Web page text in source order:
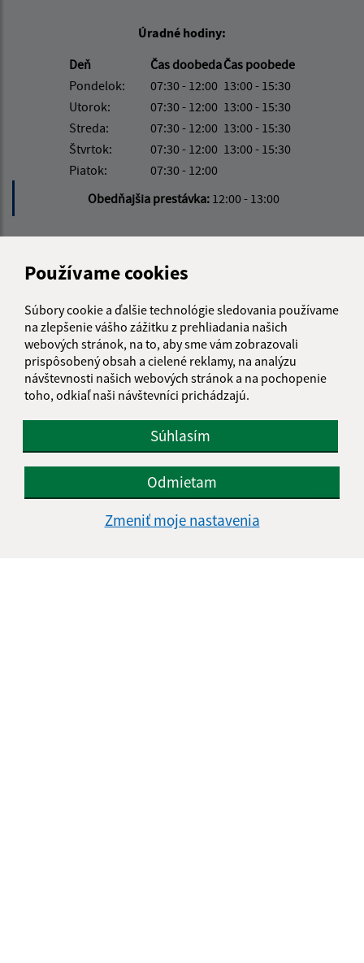
Používame cookies
Súbory cookie a ďalšie technológie sledovania používame
na zlepšenie vášho zážitku z prehliadania našich
webových stránok, na to, aby sme vám zobrazovali
prispôsobený obsah a cielené reklamy, na analýzu
návštevnosti našich webových stránok a na pochopenie
toho, odkiaľ naši návštevníci prichádzajú.
Súhlasím
Odmietam
Zmeniť moje nastavenia
Úradné hodiny:
Deň
Čas doobedaČas poobede
Pondelok:
07:30 - 12:00 13:00 - 15:30
Utorok:
07:30 - 12:00 13:00 - 15:30
Streda:
07:30 - 12:00 13:00 - 15:30
Štvrtok:
07:30 - 12:00 13:00 - 15:30
Piatok:
07:30 - 12:00
Obedňajšia prestávka: 12:00 - 13:00
Obecný úrad Senné
Senné 230
072 13 Palín
info@obecsenne.sk
+421 12 345 67 89
IČO: 00325767